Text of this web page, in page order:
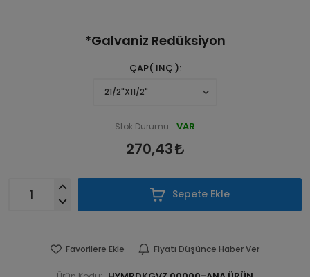
*Galvaniz Redüksiyon
ÇAP( İNÇ )
Stok Durumu: VAR
270,43
Sepete Ekle
Favorilere Ekle Fiyatı Düşünce Haber Ver